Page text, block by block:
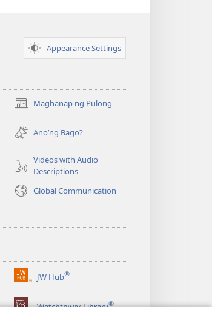
Appearance Settings
Maghanap ng Pulong
(may
na
window)
Ano’ng Bago?
Videos with Audio
Descriptions
Global Communication
JW Hub®
(may
na
Watchtower Library®